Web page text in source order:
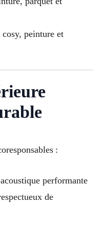
peinture et
:
performante
de